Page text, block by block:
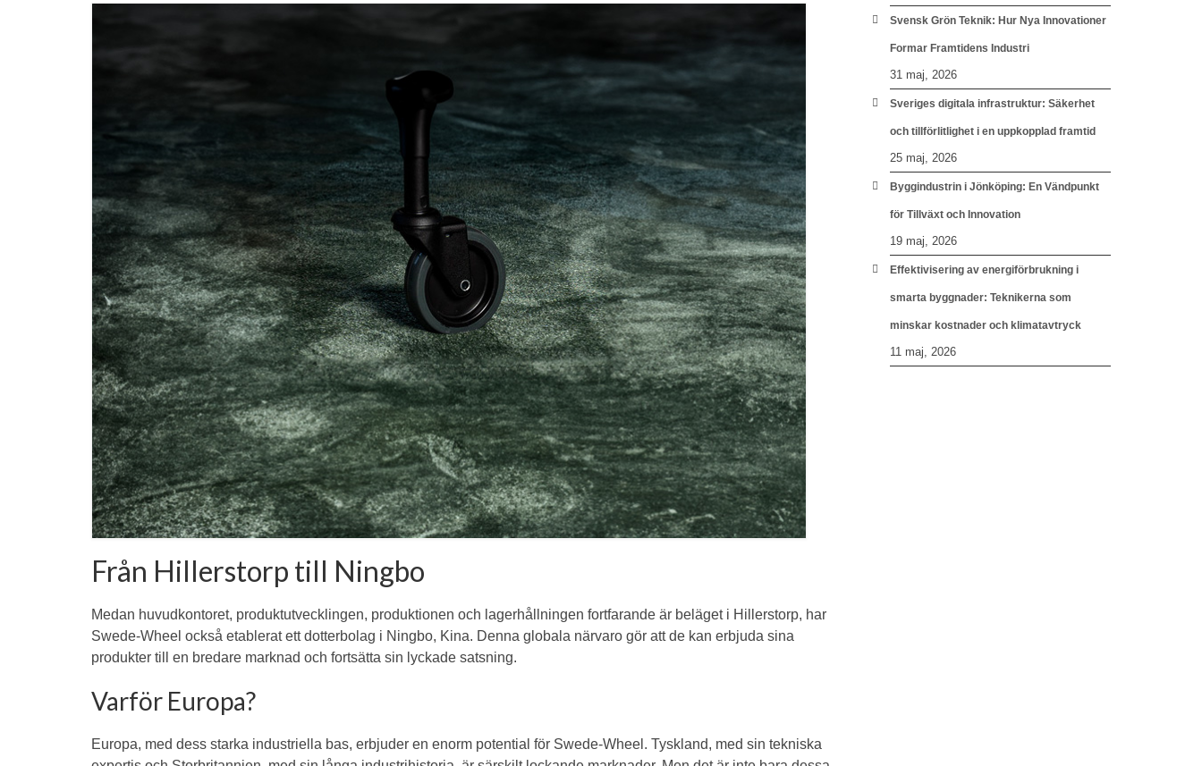
Från Hillerstorp till Ningbo
Medan huvudkontoret, produktutvecklingen, produktionen och lagerhållningen fortfarande är beläget i Hillerstorp, har
Swede-Wheel också etablerat ett dotterbolag i Ningbo, Kina. Denna globala närvaro gör att de kan erbjuda sina
produkter till en bredare marknad och fortsätta sin lyckade satsning.
Varför Europa?
Europa, med dess starka industriella bas, erbjuder en enorm potential för Swede-Wheel. Tyskland, med sin tekniska
Svensk Grön Teknik: Hur Nya Innovationer
Formar Framtidens Industri
31 maj, 2026
Sveriges digitala infrastruktur: Säkerhet
och tillförlitlighet i en uppkopplad framtid
25 maj, 2026
Byggindustrin i Jönköping: En Vändpunkt
för Tillväxt och Innovation
19 maj, 2026
Effektivisering av energiförbrukning i
smarta byggnader: Teknikerna som
minskar kostnader och klimatavtryck
11 maj, 2026